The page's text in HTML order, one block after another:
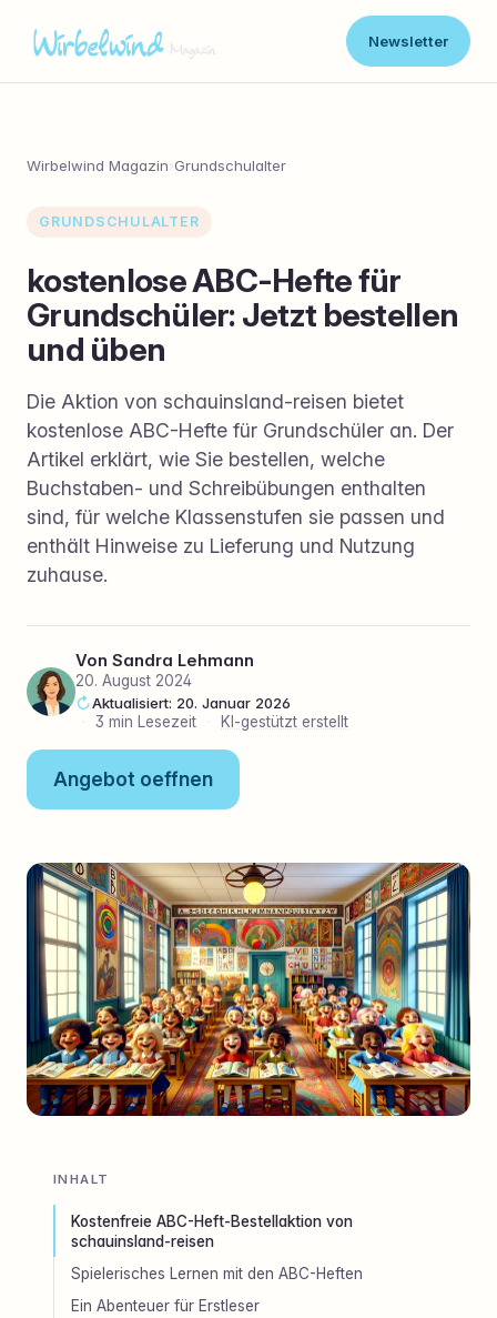
Newsletter
Wirbelwind Magazin›Grundschulalter
GRUNDSCHULALTER
kostenlose ABC-Hefte für
Grundschüler: Jetzt bestellen
und üben
Die Aktion von schauinsland-reisen bietet
kostenlose ABC-Hefte für Grundschüler an. Der
Artikel erklärt, wie Sie bestellen, welche
Buchstaben- und Schreibübungen enthalten
sind, für welche Klassenstufen sie passen und
enthält Hinweise zu Lieferung und Nutzung
zuhause.
Von Sandra Lehmann
20. August 2024
Aktualisiert: 20. Januar 2026
·
3 min Lesezeit · KI-gestützt erstellt
Angebot oeffnen
INHALT
Kostenfreie ABC-Heft-Bestellaktion von
schauinsland-reisen
Spielerisches Lernen mit den ABC-Heften
Ein Abenteuer für Erstleser